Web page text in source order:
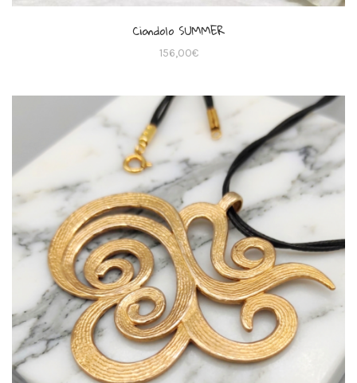
Ciondolo SUMMER
156,00€